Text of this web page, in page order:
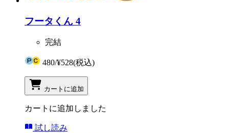
フータくん 4
完結
480/¥528(税込)
カートに追加
カートに追加しました
試し読み